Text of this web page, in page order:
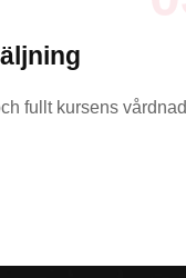
fullt kursens vårdnad